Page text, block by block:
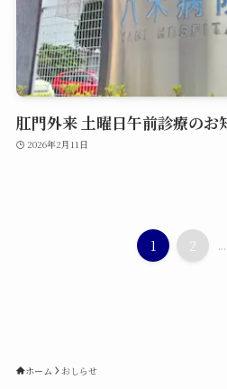
肛門外来 土曜日午前診療のお
2026年2月11日
1 2 ...
ホーム おしらせ